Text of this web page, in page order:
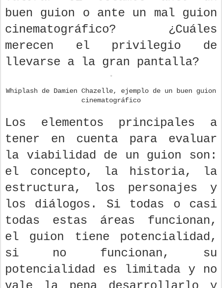
buen guion o ante un mal guion
cinematográfico? ¿Cuáles
merecen el privilegio de
llevarse a la gran pantalla?
Whiplash de Damien Chazelle, ejemplo de un buen guion
cinematográfico
Los elementos principales a
tener en cuenta para evaluar
la viabilidad de un guion son:
el concepto, la historia, la
estructura, los personajes y
los diálogos. Si todas o casi
todas estas áreas funcionan,
el guion tiene potencialidad,
si no funcionan, su
potencialidad es limitada y no